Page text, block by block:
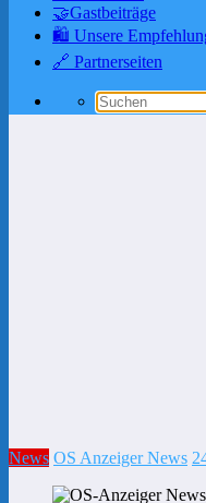
🤝Gastbeiträge
🛍️ Unsere
🔗 Partnerseiten
News OS Anzeiger News